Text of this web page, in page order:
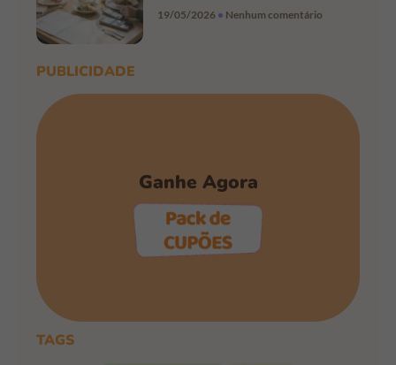
19/05/2026 Nenhum comentário
PUBLICIDADE
Ganhe Agora
TAGS